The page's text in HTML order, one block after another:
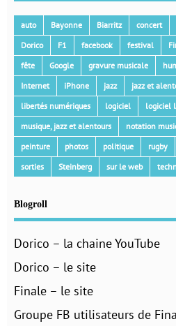
auto Bayonne Biarritz concert
Dorico
F1 facebook festival
fête
Google gravure musicale
Internet
iPhone jazz jazz et
libertés numériques
logiciel logiciel
musique, jazz et alentours
notation
peinture
photos politique rugby
sorties
Steinberg sur le web
Blogroll
Dorico – la chaine YouTube
Dorico – le site
Finale – le site
Groupe FB utilisateurs de